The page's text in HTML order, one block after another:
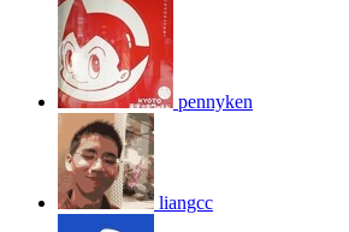
pennyken
liangcc